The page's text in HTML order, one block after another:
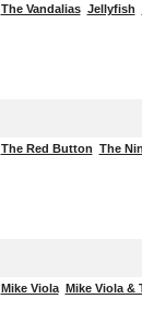
The Vandalias Jellyfish
The Red Button The
Mike Viola Mike Viola &